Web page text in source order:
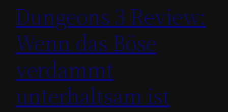
Dungeons 3 Review:
Wenn das Böse
verdammt
unterhaltsam ist